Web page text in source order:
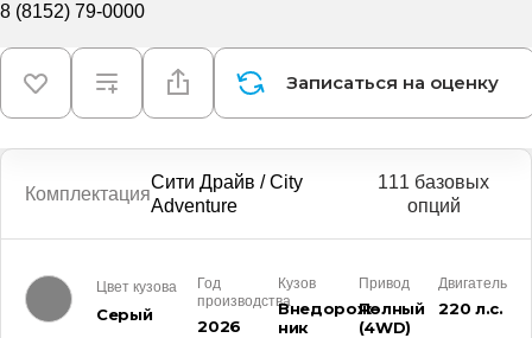
8 (8152) 79-0000
Записаться на оценку
Комплектация
Сити Драйв / City
Adventure
111 базовых
опций
Цвет кузова
Серый
Год
производства
2026
Кузов
Внедорож­
ник
Привод
Полный
(4WD)
Двигатель
220 л.с.